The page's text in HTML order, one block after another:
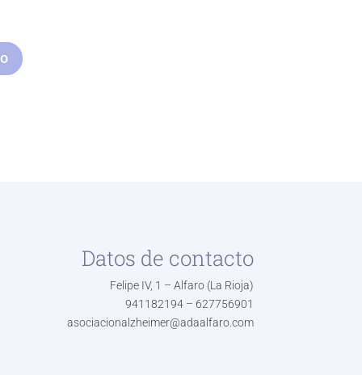
Datos de contacto
Felipe IV, 1 – Alfaro (La Rioja)
941182194 – 627756901
asociacionalzheimer@adaalfaro.com